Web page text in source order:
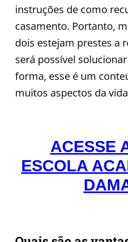
instruções de como
casamento. Portanto,
dois estejam prestes a
será possível
forma, esse é um
muitos aspectos da
ACESSE
ESCOLA